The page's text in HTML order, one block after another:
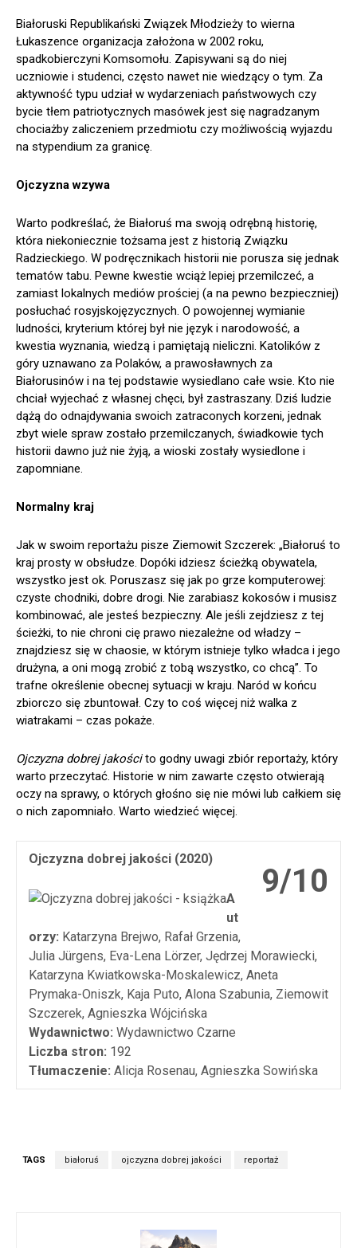
Białoruski Republikański Związek Młodzieży to wierna
Łukaszence organizacja założona w 2002 roku,
spadkobierczyni Komsomołu. Zapisywani są do niej
uczniowie i studenci, często nawet nie wiedzący o tym. Za
aktywność typu udział w wydarzeniach państwowych czy
bycie tłem patriotycznych masówek jest się nagradzanym
chociażby zaliczeniem przedmiotu czy możliwością wyjazdu
na stypendium za granicę.
Ojczyzna wzywa
Warto podkreślać, że Białoruś ma swoją odrębną historię,
która niekoniecznie tożsama jest z historią Związku
Radzieckiego. W podręcznikach historii nie porusza się jednak
tematów tabu. Pewne kwestie wciąż lepiej przemilczeć, a
zamiast lokalnych mediów prościej (a na pewno bezpieczniej)
posłuchać rosyjskojęzycznych. O powojennej wymianie
ludności, kryterium której był nie język i narodowość, a
kwestia wyznania, wiedzą i pamiętają nieliczni. Katolików z
góry uznawano za Polaków, a prawosławnych za
Białorusinów i na tej podstawie wysiedlano całe wsie. Kto nie
chciał wyjechać z własnej chęci, był zastraszany. Dziś ludzie
dążą do odnajdywania swoich zatraconych korzeni, jednak
zbyt wiele spraw zostało przemilczanych, świadkowie tych
historii dawno już nie żyją, a wioski zostały wysiedlone i
zapomniane.
Normalny kraj
Jak w swoim reportażu pisze Ziemowit Szczerek: „Białoruś to
kraj prosty w obsłudze. Dopóki idziesz ścieżką obywatela,
wszystko jest ok. Poruszasz się jak po grze komputerowej:
czyste chodniki, dobre drogi. Nie zarabiasz kokosów i musisz
kombinować, ale jesteś bezpieczny. Ale jeśli zejdziesz z tej
ścieżki, to nie chroni cię prawo niezależne od władzy –
znajdziesz się w chaosie, w którym istnieje tylko władca i jego
drużyna, a oni mogą zrobić z tobą wszystko, co chcą”. To
trafne określenie obecnej sytuacji w kraju. Naród w końcu
zbiorczo się zbuntował. Czy to coś więcej niż walka z
wiatrakami – czas pokaże.
Ojczyzna dobrej jakościto godny uwagi zbiór reportaży, który
warto przeczytać. Historie w nim zawarte często otwierają
oczy na sprawy, o których głośno się nie mówi lub całkiem się
o nich zapomniało. Warto wiedzieć więcej.
9/10
Ojczyzna dobrej jakości (2020)
A
ut
orzy: Katarzyna Brejwo, Rafał Grzenia,
Julia Jürgens, Eva-Lena Lörzer, Jędrzej Morawiecki,
Katarzyna Kwiatkowska-Moskalewicz, Aneta
Prymaka-Oniszk, Kaja Puto, Alona Szabunia, Ziemowit
Szczerek, Agnieszka Wójcińska
Wydawnictwo: Wydawnictwo Czarne
Liczba stron: 192
Tłumaczenie: Alicja Rosenau, Agnieszka Sowińska
TAGS białoruś ojczyzna dobrej jakości reportaż